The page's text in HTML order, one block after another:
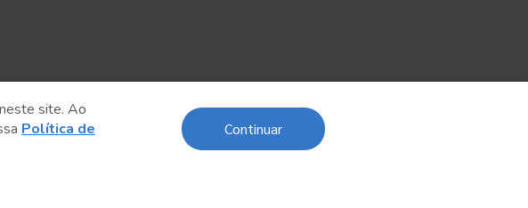
Próximo post
site. Ao
Política de
Continuar